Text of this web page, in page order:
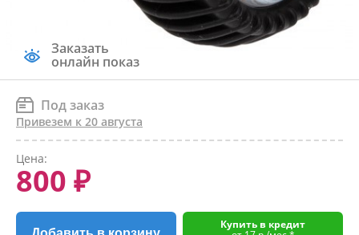
Заказать
онлайн показ
Под заказ
Привезем к 20 августа
Цена:
800 ₽
Купить в кредит